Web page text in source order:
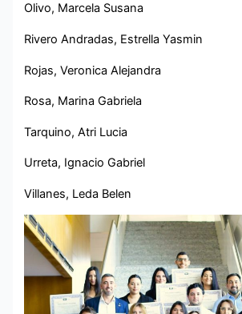
Olivo, Marcela Susana
Rivero Andradas, Estrella Yasmin
Rojas, Veronica Alejandra
Rosa, Marina Gabriela
Tarquino, Atri Lucia
Urreta, Ignacio Gabriel
Villanes, Leda Belen